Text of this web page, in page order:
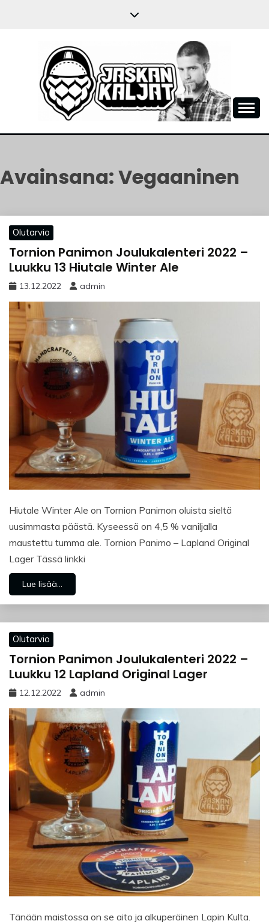
JASKANKALJAT
Avainsana:Vegaaninen
Olutarvio
Tornion Panimon Joulukalenteri 2022 –
Luukku 13 Hiutale Winter Ale
13.12.2022 admin
Hiutale Winter Ale on Tornion Panimon oluista sieltä
uusimmasta päästä. Kyseessä on 4,5 % vaniljalla
maustettu tumma ale. Tornion Panimo – Lapland Original
Lager Tässä linkki
Lue lisää...
Olutarvio
Tornion Panimon Joulukalenteri 2022 –
Luukku 12 Lapland Original Lager
12.12.2022 admin
Tänään maistossa on se aito ja alkuperäinen Lapin Kulta.